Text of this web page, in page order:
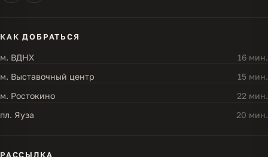
КАК ДОБРАТЬСЯ
м. ВДНХ
16 мин.
м. Выставочный центр
15 мин.
м. Ростокино
22 мин.
пл. Яуза
20 мин.
РАССЫЛКА